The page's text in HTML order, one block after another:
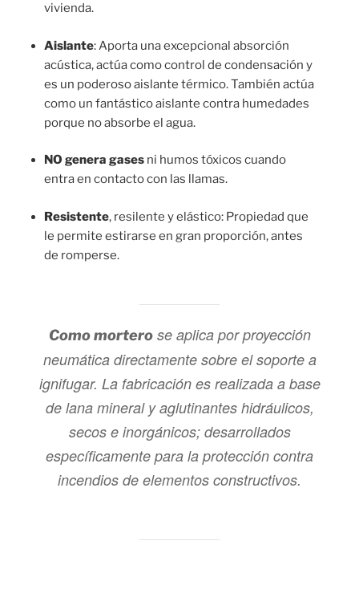
vivienda.
Aislante: Aporta una excepcional absorción
acústica, actúa como control de condensación y
es un poderoso aislante térmico. También actúa
como un fantástico aislante contra humedades
porque no absorbe el agua.
NO genera gasesni humos tóxicos cuando
entra en contacto con las llamas.
Resistente, resilente y elástico: Propiedad que
le permite estirarse en gran proporción, antes
de romperse.
Como morterose aplica por proyección
neumática directamente sobre el soporte a
ignifugar. La fabricación es realizada a base
de lana mineral y aglutinantes hidráulicos,
secos e inorgánicos; desarrollados
específicamente para la protección contra
incendios de elementos constructivos.